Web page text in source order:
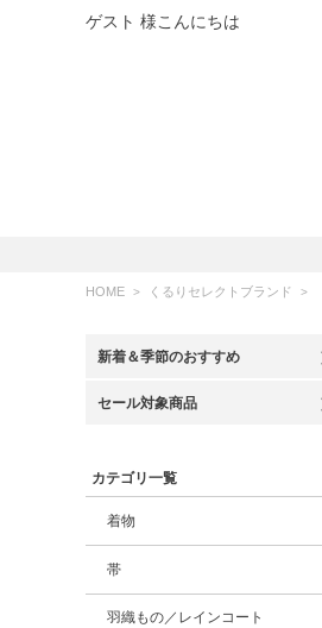
ゲスト 様こんにちは
HOME くるりセレクトブランド
新着＆季節のおすすめ
セール対象商品
カテゴリ一覧
着物
帯
羽織もの／レインコート